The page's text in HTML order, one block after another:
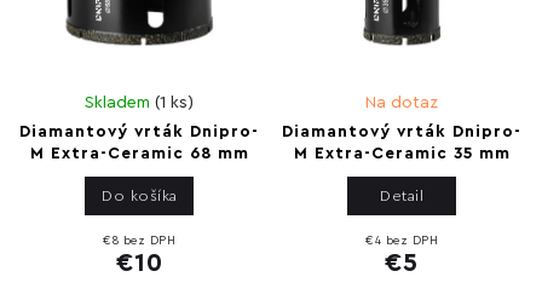
Diamantový vrták Dnipro-
M Extra-Ceramic 68 mm
Skladem(1 ks)
€8 bez DPH
€10
Do košíka
Diamantový vrták Dnipro-
M Extra-Ceramic 35 mm
Na dotaz
€4 bez DPH
€5
Detail